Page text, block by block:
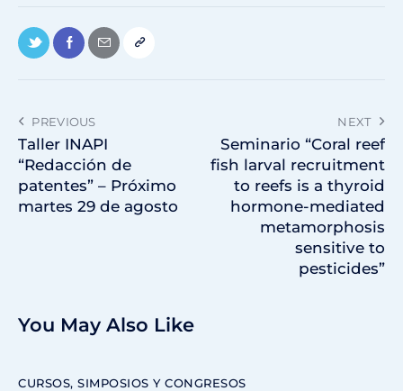
PREVIOUS
Taller INAPI
“Redacción de
patentes” – Próximo
martes 29 de agosto
NEXT
Seminario “Coral reef
fish larval recruitment
to reefs is a thyroid
hormone-mediated
metamorphosis
sensitive to
pesticides”
You May Also Like
CURSOS, SIMPOSIOS Y CONGRESOS